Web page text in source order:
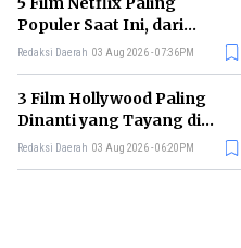
Populer Saat Ini, dari
Thriller hingga Drama Seru
Redaksi Daerah 03 Aug 2026 - 07:36PM
3 Film Hollywood Paling
Dinanti yang Tayang di
Bioskop Agustus 2026
Redaksi Daerah 03 Aug 2026 - 06:20PM